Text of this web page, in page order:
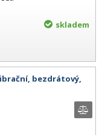
skladem
vibrační, bezdrátový,